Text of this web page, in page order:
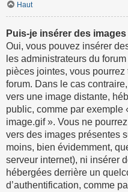
Haut
Puis-je insérer des images
Oui, vous pouvez insérer
les administrateurs du
pièces jointes, vous
forum. Dans le cas
vers une image distante,
public, comme par exemple
image.gif ». Vous ne
vers des images présentes
moins, bien évidemment,
serveur internet), ni insérer
hébergées derrière un
d’authentification, comme